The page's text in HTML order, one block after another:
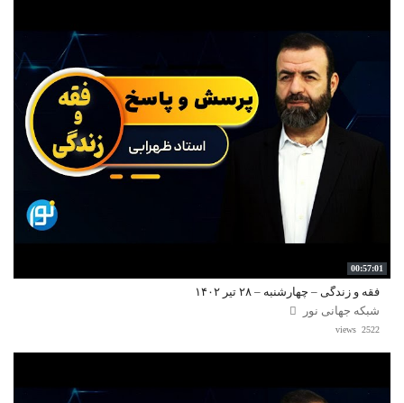
00:57:01
فقه و زندگی – چهارشنبه – ۲۸ تیر ۱۴۰۲
شبکه جهانی نور
2522 views